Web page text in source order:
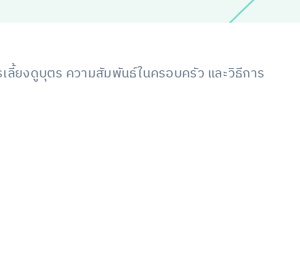
ลี้ยงดูบุตร ความสัมพันธ์ในครอบครัว และวิธีการ